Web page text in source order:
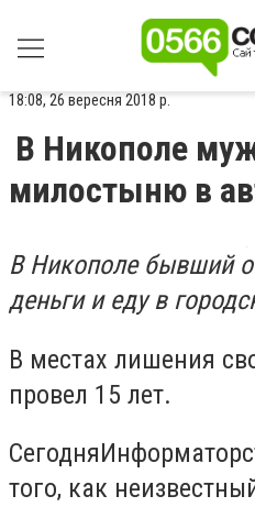
18:08, 26 вересня 2018 р.
В Никополе
милостыню в
В Никополе бывший
деньги и еду в
В местах лишения
провел 15 лет.
того, как